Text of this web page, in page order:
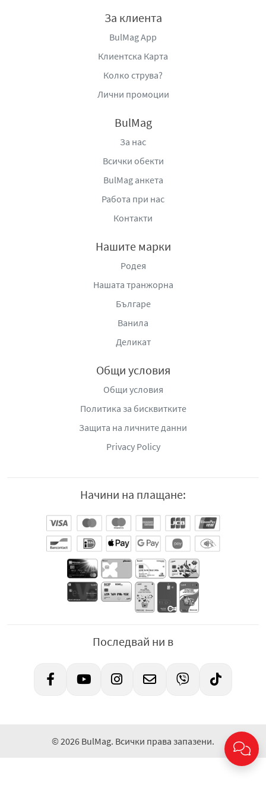
За клиента
BulMag App
Клиентска Карта
Колко струва?
Лични промоции
BulMag
За нас
Всички обекти
BulMag анкета
Работа при нас
Контакти
Нашите марки
Родея
Нашата транжорна
Българе
Ванила
Деликат
Общи условия
Общи условия
Политика за бисквитките
Защита на личните данни
Privacy Policy
Начини на плащане:
Последвай ни в
© 2026 BulMag. Всички права запазени.